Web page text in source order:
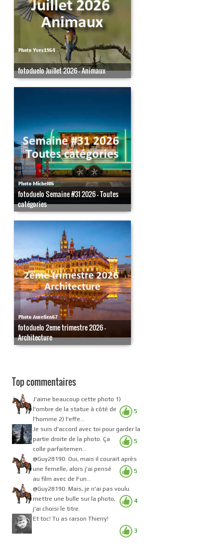
fotoduelo Juillet 2026 - Animaux
fotoduelo Semaine #31 2026 - Toutes
catégories
fotoduelo 2eme trimestre 2026 -
Architecture
Top commentaires
5
J'aime beaucoup cette photo 1)
l'ombre de la statue à côté de
l'homme 2) l'effe...
5
Je suis d'accord avec toi pour garder la
partie droite de la photo. Ça
colle parfaitemen...
5
@Guy28190: Oui, mais il courait après
une femelle, alors j'ai pensé
au film avec de Fun...
4
@Guy28190: Mais, je n'ai pas voulu
mettre une bulle sur la photo,
j'ai choisi le titre.
3
Et toc! Tu as raison Thierry!